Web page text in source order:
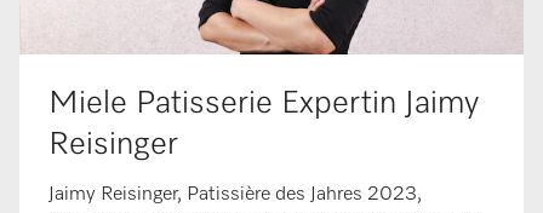
Miele Patisserie Expertin Jaimy
Reisinger
Jaimy Reisinger, Patissière des Jahres 2023,